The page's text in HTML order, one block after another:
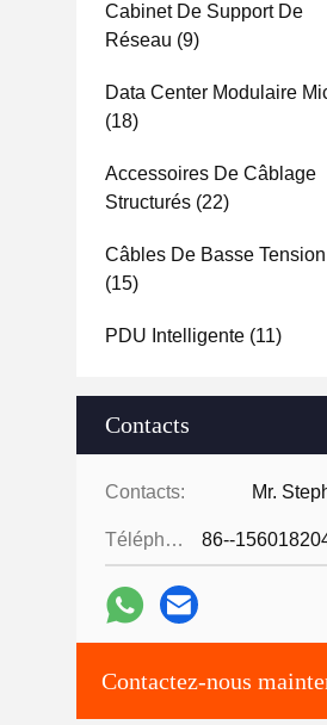
Cabinet De Support De
Réseau (9)
Data Center Modulaire
(18)
Accessoires De Câblage
Structurés (22)
Câbles De Basse Tension
(15)
PDU Intelligente (11)
Contacts
Contacts: Mr.
Téléphone: 86--
Contactez-nous